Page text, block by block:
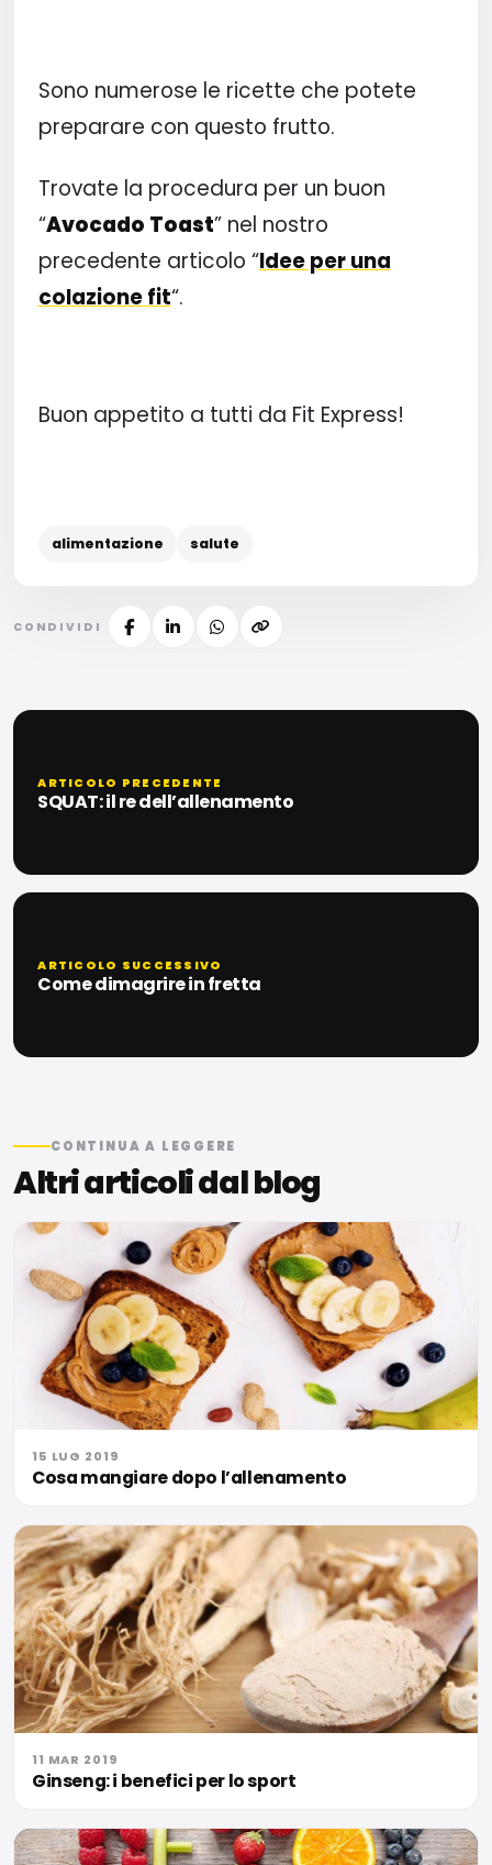
CONDIVIDI
Sono numerose le ricette che potete
preparare con questo frutto.
Trovate la procedura per un buon
“Avocado Toast” nel nostro
precedente articolo “Idee per una
colazione fit“.
Buon appetito a tutti da Fit Express!
alimentazione salute
ARTICOLO PRECEDENTE
SQUAT: il re dell’allenamento
ARTICOLO SUCCESSIVO
Come dimagrire in fretta
CONTINUA A LEGGERE
Altri articoli dal blog
15 LUG 2019
Cosa mangiare dopo l’allenamento
11 MAR 2019
Ginseng: i benefici per lo sport